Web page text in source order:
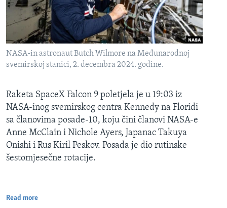
NASA-in astronaut Butch Wilmore na Međunarodnoj
svemirskoj stanici, 2. decembra 2024. godine.
Raketa SpaceX Falcon 9 poletjela je u 19:03 iz
NASA-inog svemirskog centra Kennedy na Floridi
sa članovima posade-10, koju čini članovi NASA-e
Anne McClain i Nichole Ayers, Japanac Takuya
Onishi i Rus Kiril Peskov. Posada je dio rutinske
šestomjesečne rotacije.
Read more